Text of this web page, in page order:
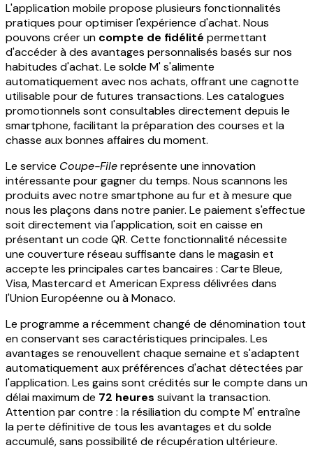
L'application mobile propose plusieurs fonctionnalités
pratiques pour optimiser l'expérience d'achat. Nous
pouvons créer un compte de fidélité permettant
d'accéder à des avantages personnalisés basés sur nos
habitudes d'achat. Le solde M' s'alimente
automatiquement avec nos achats, offrant une cagnotte
utilisable pour de futures transactions. Les catalogues
promotionnels sont consultables directement depuis le
smartphone, facilitant la préparation des courses et la
chasse aux bonnes affaires du moment.
Le service Coupe-Filereprésente une innovation
intéressante pour gagner du temps. Nous scannons les
produits avec notre smartphone au fur et à mesure que
nous les plaçons dans notre panier. Le paiement s'effectue
soit directement via l'application, soit en caisse en
présentant un code QR. Cette fonctionnalité nécessite
une couverture réseau suffisante dans le magasin et
accepte les principales cartes bancaires : Carte Bleue,
Visa, Mastercard et American Express délivrées dans
l'Union Européenne ou à Monaco.
Le programme a récemment changé de dénomination tout
en conservant ses caractéristiques principales. Les
avantages se renouvellent chaque semaine et s'adaptent
automatiquement aux préférences d'achat détectées par
l'application. Les gains sont crédités sur le compte dans un
délai maximum de 72 heures suivant la transaction.
Attention par contre : la résiliation du compte M' entraîne
la perte définitive de tous les avantages et du solde
accumulé, sans possibilité de récupération ultérieure.